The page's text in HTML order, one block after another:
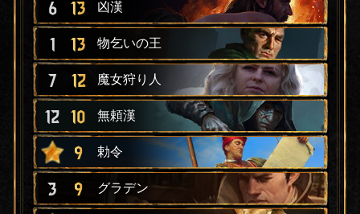
6 13 凶漢
1 13 物乞いの王
7 12 魔女狩り人
12 10 無頼漢
9 勅令
3 9 グラデン